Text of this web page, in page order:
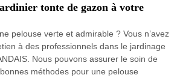
tonte de gazon à votre
pelouse verte et admirable ? Vous n’avez
à des professionnels dans le jardinage
Nous pouvons assurer le soin de
méthodes pour une pelouse